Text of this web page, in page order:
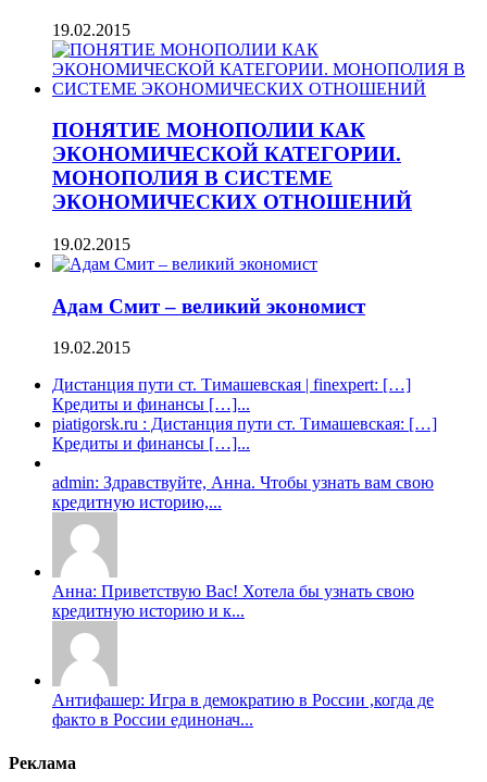
19.02.2015
ПОНЯТИЕ МОНОПОЛИИ КАК
ЭКОНОМИЧЕСКОЙ КАТЕГОРИИ.
МОНОПОЛИЯ В СИСТЕМЕ
ЭКОНОМИЧЕСКИХ ОТНОШЕНИЙ
19.02.2015
Адам Смит – великий экономист
19.02.2015
Дистанция пути ст. Тимашевская | finexpert: […]
Кредиты и финансы […]...
piatigorsk.ru : Дистанция пути ст. Тимашевская: […]
Кредиты и финансы […]...
admin: Здравствуйте, Анна. Чтобы узнать вам свою
кредитную историю,...
Анна: Приветствую Вас! Хотела бы узнать свою
кредитную историю и к...
Антифашер: Игра в демократию в России ,когда де
факто в России единонач...
Реклама